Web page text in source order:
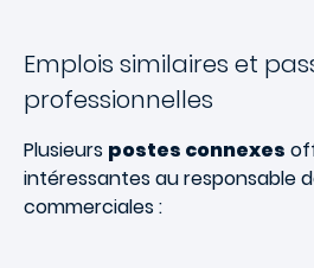
Emplois similaires et
professionnelles
Plusieurs postes connexes
intéressantes au responsable
commerciales :